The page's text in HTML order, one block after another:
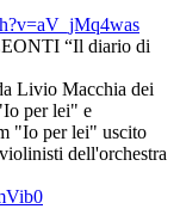
“Il diario di
Livio Macchia dei
per lei" e
"Io per lei" uscito
dell'orchestra